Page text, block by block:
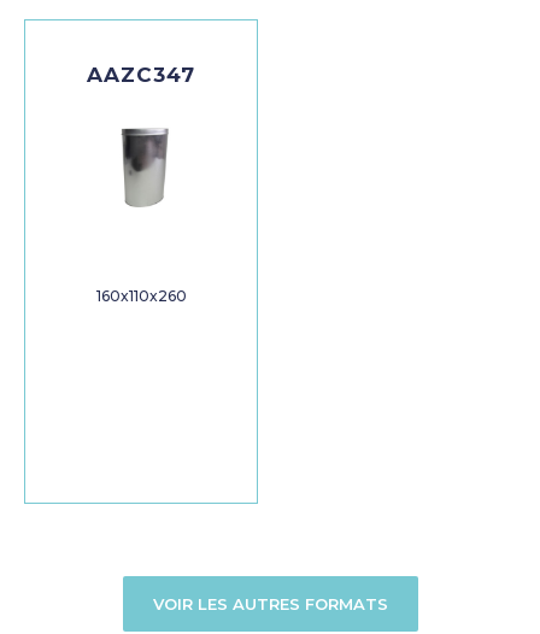
AAZC347
160x110x260
VOIR LES AUTRES FORMATS